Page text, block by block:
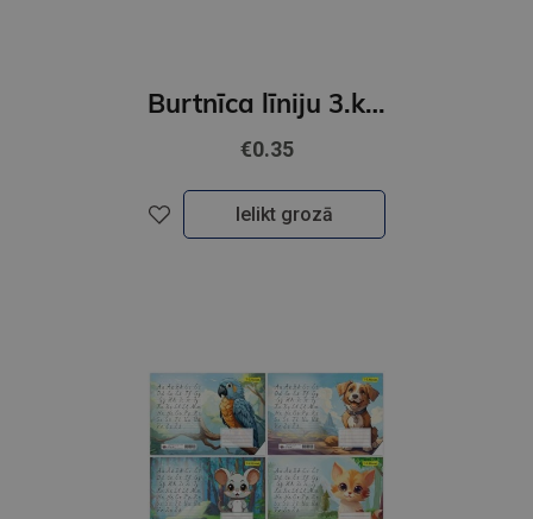
Burtnīca līniju 3.klasei 17x24,12lp
€0.35
Ielikt grozā